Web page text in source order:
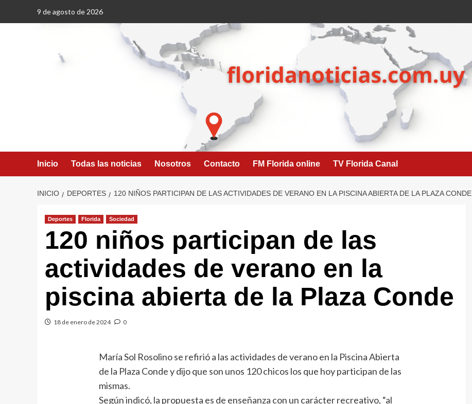
9 de agosto de 2026
Inicio Todas las noticias Nosotros Contacto FM Florida online TV Florida Canal
INICIO DEPORTES 120 NIÑOS PARTICIPAN DE LAS ACTIVIDADES DE VERANO EN LA PISCINA ABIERTA DE LA PLAZA CONDE
Deportes Florida Sociedad
120 niños participan de las
actividades de verano en la
piscina abierta de la Plaza Conde
18 de enero de 2024 0
María Sol Rosolino se refirió a las actividades de verano en la Piscina Abierta
de la Plaza Conde y dijo que son unos 120 chicos los que hoy participan de las
mismas.
Según indicó, la propuesta es de enseñanza con un carácter recreativo, “al